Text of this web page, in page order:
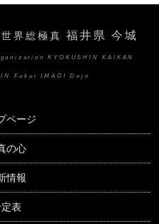
世界総極真福井県 今城
KYOKUSHIN KAIKAN
Fukui IMAGI Dojo
ページ
の心
情報
表